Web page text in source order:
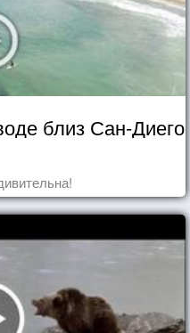
близ Сан-Диего